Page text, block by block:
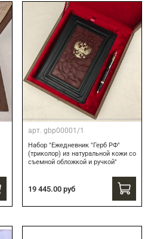
арт. gbp00001/1
Набор "Ежедневник "Герб РФ"
(триколор) из натуральной кожи со
съемной обложкой и ручкой"
19 445.00 руб